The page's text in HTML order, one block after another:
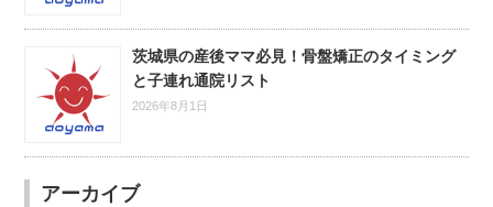
茨城県の産後ママ必見！骨盤矯正のタイミング
と子連れ通院リスト
2026年8月1日
アーカイブ